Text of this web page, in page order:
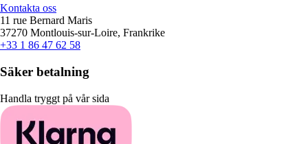
Kontakta oss
11 rue Bernard Maris
37270 Montlouis-sur-Loire, Frankrike
+33 1 86 47 62 58
Säker betalning
Handla tryggt på vår sida